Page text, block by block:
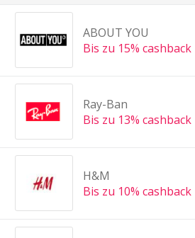
ABOUT YOU
Bis zu 15% cashback
Ray-Ban
Bis zu 13% cashback
H&M
Bis zu 10% cashback